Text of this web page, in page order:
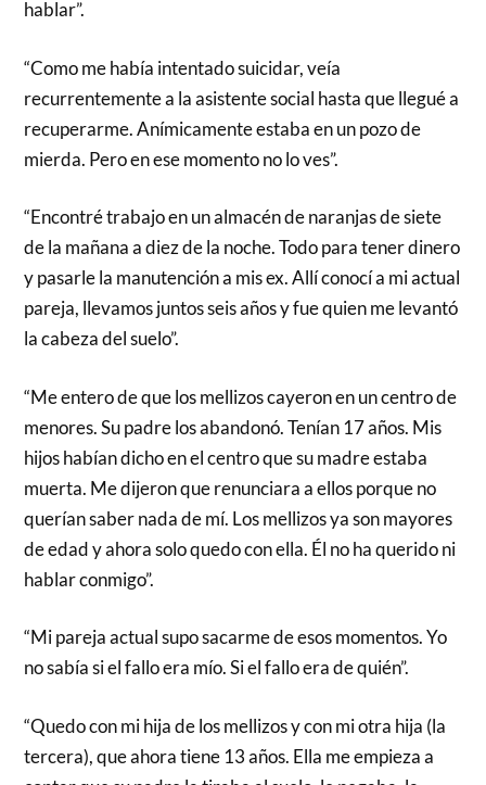
hablar”.
“Como me había intentado suicidar, veía
recurrentemente a la asistente social hasta que llegué a
recuperarme. Anímicamente estaba en un pozo de
mierda. Pero en ese momento no lo ves”.
“Encontré trabajo en un almacén de naranjas de siete
de la mañana a diez de la noche. Todo para tener dinero
y pasarle la manutención a mis ex. Allí conocí a mi actual
pareja, llevamos juntos seis años y fue quien me levantó
la cabeza del suelo”.
“Me entero de que los mellizos cayeron en un centro de
menores. Su padre los abandonó. Tenían 17 años. Mis
hijos habían dicho en el centro que su madre estaba
muerta. Me dijeron que renunciara a ellos porque no
querían saber nada de mí. Los mellizos ya son mayores
de edad y ahora solo quedo con ella. Él no ha querido ni
hablar conmigo”.
“Mi pareja actual supo sacarme de esos momentos. Yo
no sabía si el fallo era mío. Si el fallo era de quién”.
“Quedo con mi hija de los mellizos y con mi otra hija (la
tercera), que ahora tiene 13 años. Ella me empieza a